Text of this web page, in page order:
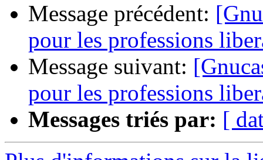
Message précédent:
pour les professions
Message suivant:
pour les professions
Messages triés par: [